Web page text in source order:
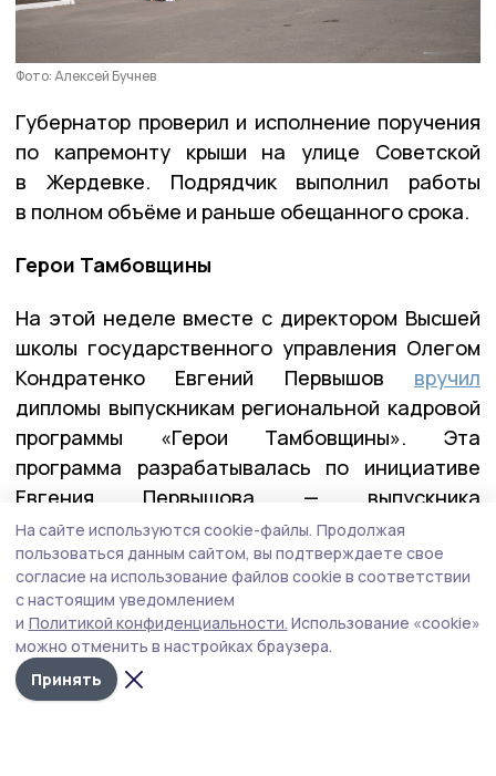
Фото: Алексей Бучнев
Губернатор проверил и исполнение поручения
по капремонту крыши на улице Советской
в Жердевке. Подрядчик выполнил работы
в полном объёме и раньше обещанного срока.
Герои Тамбовщины
На этой неделе вместе с директором Высшей
школы государственного управления Олегом
Кондратенко Евгений Первышов вручил
дипломы выпускникам региональной кадровой
программы «Герои Тамбовщины». Эта
программа разрабатывалась по инициативе
Евгения Первышова — выпускника
федеральной программы «Время героев», и
реализовывалась вместе с его коллегами по
программе — Алексеем Кондратьевым и
Константином Кутейниковым. Заявку в
программу подали почти 400 участников и
ветеранов СВО. После всех вступительных
испытаний участниками первого потока стали
На сайте используются cookie-файлы. Продолжая
пользоваться данным сайтом, вы подтверждаете свое
согласие на использование файлов cookie в соответствии
с настоящим уведомлением
и Политикой конфиденциальности. Использование «cookie»
можно отменить в настройках браузера.
Принять